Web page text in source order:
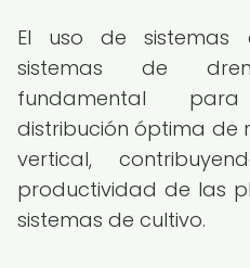
El uso de sistemas
sistemas de
fundamental
distribución óptima de
vertical,
productividad de las
sistemas de cultivo.